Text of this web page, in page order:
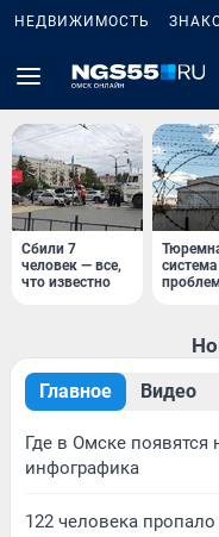
НЕДВИЖИМОСТЬ
Сбили 7
человек — все,
что известно
система
Главное Видео
Где в Омске
инфографика
122 человека